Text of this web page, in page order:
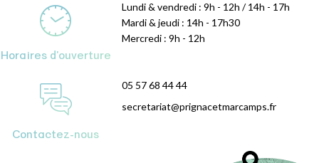
Horaires d'ouverture
Lundi & vendredi : 9h - 12h / 14h - 17h
Mardi & jeudi : 14h - 17h30
Mercredi : 9h - 12h
Contactez-nous
05 57 68 44 44
secretariat@prignacetmarcamps.fr